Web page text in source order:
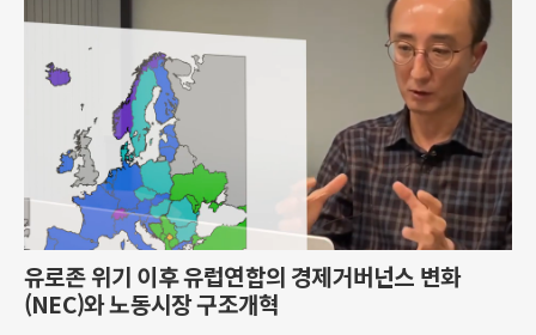
유로존 위기 이후 유럽연합의 경제거버넌스 변화
(NEC)와 노동시장 구조개혁